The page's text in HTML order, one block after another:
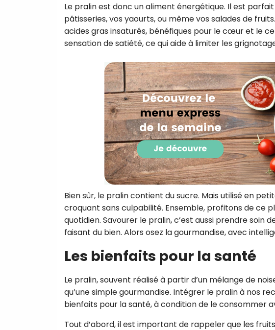
Le pralin est donc un aliment énergétique. Il est
pâtisseries, vos yaourts, ou même vos salades de
acides gras insaturés, bénéfiques pour le cœur et le
sensation de satiété, ce qui aide à limiter les
Bien sûr, le pralin contient du sucre. Mais utilisé en
croquant sans culpabilité. Ensemble, profitons de ce
quotidien. Savourer le pralin, c’est aussi prendre soin
faisant du bien. Alors osez la gourmandise, avec
Les bienfaits pour la santé
Le pralin, souvent réalisé à partir d’un mélange de
qu’une simple gourmandise. Intégrer le pralin à nos
bienfaits pour la santé, à condition de le consommer
Tout d’abord, il est important de rappeler que les